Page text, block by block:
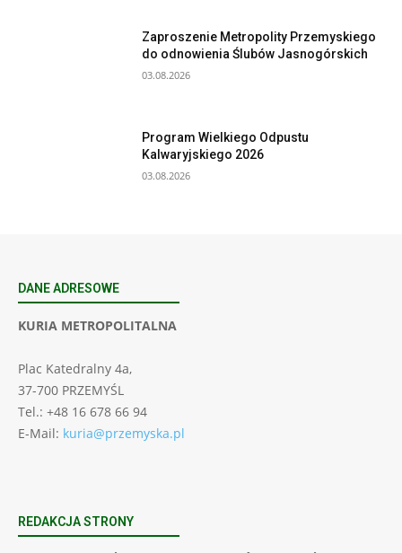
Zaproszenie Metropolity Przemyskiego
do odnowienia Ślubów Jasnogórskich
03.08.2026
Program Wielkiego Odpustu
Kalwaryjskiego 2026
03.08.2026
DANE ADRESOWE
KURIA METROPOLITALNA
Plac Katedralny 4a,
37-700 PRZEMYŚL
Tel.: +48 16 678 66 94
E-Mail: kuria@przemyska.pl
REDAKCJA STRONY